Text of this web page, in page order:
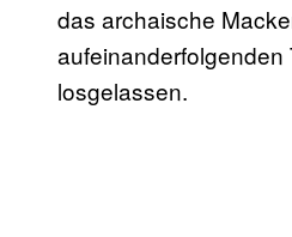
das archaische
losgelassen.